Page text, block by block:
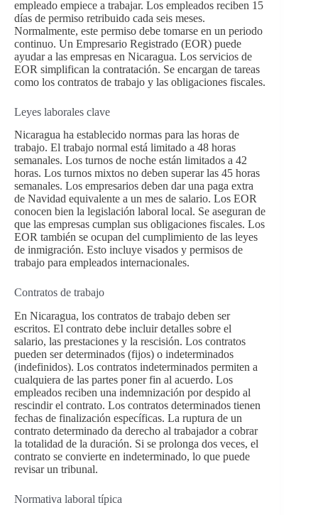
empleado empiece a trabajar. Los empleados reciben 15
días de permiso retribuido cada seis meses.
Normalmente, este permiso debe tomarse en un periodo
continuo. Un Empresario Registrado (EOR) puede
ayudar a las empresas en Nicaragua. Los servicios de
EOR simplifican la contratación. Se encargan de tareas
como los contratos de trabajo y las obligaciones fiscales.
Leyes laborales clave
Nicaragua ha establecido normas para las horas de
trabajo. El trabajo normal está limitado a 48 horas
semanales. Los turnos de noche están limitados a 42
horas. Los turnos mixtos no deben superar las 45 horas
semanales. Los empresarios deben dar una paga extra
de Navidad equivalente a un mes de salario. Los EOR
conocen bien la legislación laboral local. Se aseguran de
que las empresas cumplan sus obligaciones fiscales. Los
EOR también se ocupan del cumplimiento de las leyes
de inmigración. Esto incluye visados y permisos de
trabajo para empleados internacionales.
Contratos de trabajo
En Nicaragua, los contratos de trabajo deben ser
escritos. El contrato debe incluir detalles sobre el
salario, las prestaciones y la rescisión. Los contratos
pueden ser determinados (fijos) o indeterminados
(indefinidos). Los contratos indeterminados permiten a
cualquiera de las partes poner fin al acuerdo. Los
empleados reciben una indemnización por despido al
rescindir el contrato. Los contratos determinados tienen
fechas de finalización específicas. La ruptura de un
contrato determinado da derecho al trabajador a cobrar
la totalidad de la duración. Si se prolonga dos veces, el
contrato se convierte en indeterminado, lo que puede
revisar un tribunal.
Normativa laboral típica